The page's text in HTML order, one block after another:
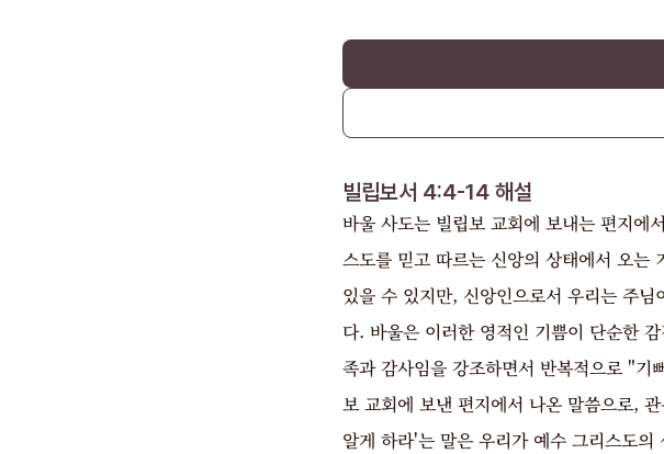
빌립보서 4:4-14 해설
바울 사도는 빌립보 교회에 보내는 편지에
스도를 믿고 따르는 신앙의 상태에서 오는
있을 수 있지만, 신앙인으로서 우리는 주
다. 바울은 이러한 영적인 기쁨이 단순한
족과 감사임을 강조하면서 반복적으로 "기
보 교회에 보낸 편지에서 나온 말씀으로,
알게 하라'는 말은 우리가 예수 그리스도